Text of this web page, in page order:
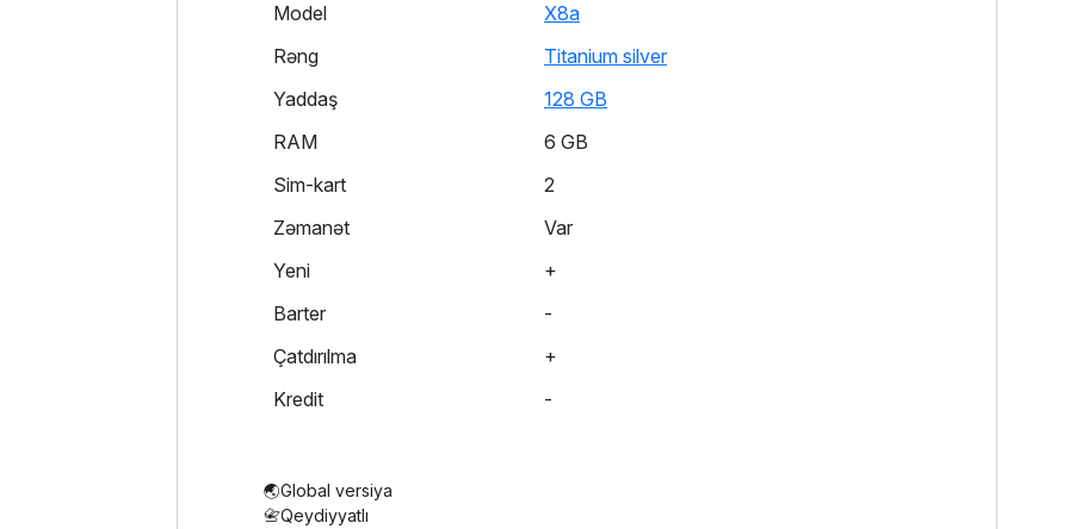
Model
X8a
Rəng
Titanium silver
Yaddaş
128 GB
RAM
6 GB
Sim-kart
2
Zəmanət
Var
Yeni
+
Barter
-
Çatdırılma
+
Kredit
-
🌏Global versiya
📇Qeydiyyatlı